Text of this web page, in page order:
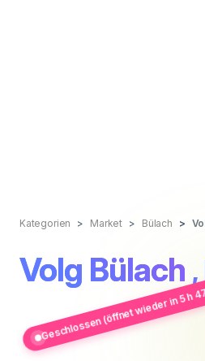
Kategorien Market Bülach
Volg Bülach
Geschlossen (öffnet wieder in 5